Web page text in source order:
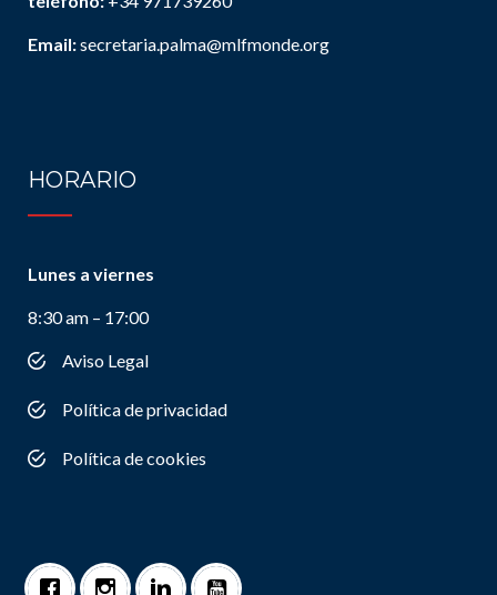
Email:secretaria.palma@mlfmonde.org
HORARIO
Lunes a viernes
8:30 am – 17:00
Aviso Legal
Política de privacidad
Política de cookies